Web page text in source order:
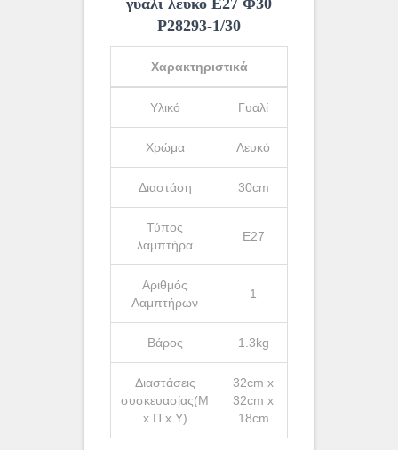
γυαλί λευκό Ε27 Φ30
Ρ28293-1/30
Χαρακτηριστικά
Υλικό Γυαλί
Χρώμα Λευκό
Διαστάση 30cm
Τύπος
λαμπτήρα
Ε27
Αριθμός
Λαμπτήρων
1
Βάρος 1.3kg
Διαστάσεις
συσκευασίας(Μ
x Π x Υ)
32cm x
32cm x
18cm